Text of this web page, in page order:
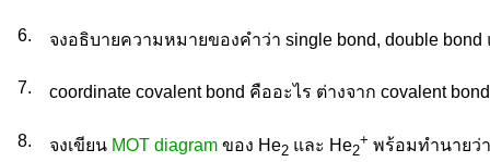
6. จงอธิบายความหมายของคำว่า single bond, double
7. coordinate covalent bond คืออะไร ต่างจาก covalent
8. จงเขียน MOT diagram ของ He2 และ He2
+ พร้อมทำนายว่